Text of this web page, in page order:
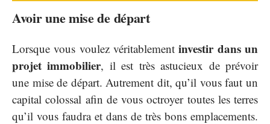
Avoir une mise de départ
Lorsque vous voulez véritablementinvestir dans un
projet immobilier, il est très astucieux de prévoir
une mise de départ. Autrement dit, qu’il vous faut un
capital colossal afin de vous octroyer toutes les terres
qu’il vous faudra et dans de très bons emplacements.